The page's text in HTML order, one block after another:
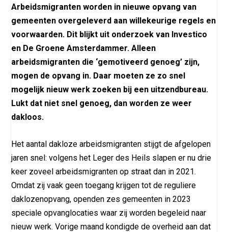
Arbeidsmigranten worden in nieuwe opvang van
gemeenten overgeleverd aan willekeurige regels en
voorwaarden. Dit blijkt uit onderzoek van Investico
en De Groene Amsterdammer. Alleen
arbeidsmigranten die ‘gemotiveerd genoeg’ zijn,
mogen de opvang in. Daar moeten ze zo snel
mogelijk nieuw werk zoeken bij een uitzendbureau.
Lukt dat niet snel genoeg, dan worden ze weer
dakloos.
Het aantal dakloze arbeidsmigranten stijgt de afgelopen
jaren snel: volgens het Leger des Heils slapen er nu drie
keer zoveel arbeidsmigranten op straat dan in 2021.
Omdat zij vaak geen toegang krijgen tot de reguliere
daklozenopvang, openden zes gemeenten in 2023
speciale opvanglocaties waar zij worden begeleid naar
nieuw werk. Vorige maand kondigde de overheid aan dat